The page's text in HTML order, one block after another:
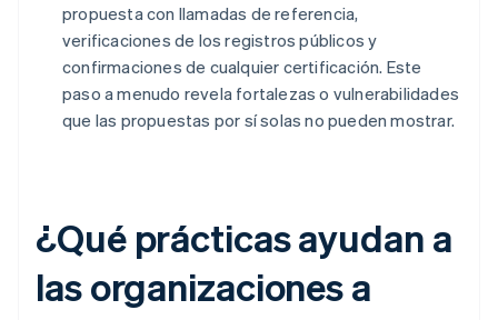
propuesta con llamadas de referencia,
verificaciones de los registros públicos y
confirmaciones de cualquier certificación. Este
paso a menudo revela fortalezas o vulnerabilidades
que las propuestas por sí solas no pueden mostrar.
¿Qué prácticas ayudan a
las organizaciones a